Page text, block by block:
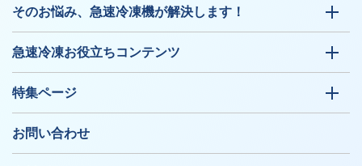
そのお悩み、急速冷凍機が解決します！
急速冷凍お役立ちコンテンツ
特集ページ
お問い合わせ